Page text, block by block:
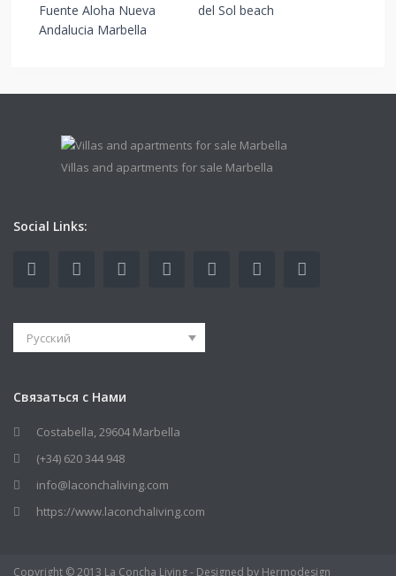
Villas and apartments for sale Marbella
Social Links:
Русский
Связаться с Нами
Costabella, 29604 Marbella
(+34) 620 344 948
info@laconchaliving.com
https://www.laconchaliving.com
Copyright © 2013 La Concha Living - Designed by Hermodesign